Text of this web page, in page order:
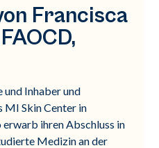
Francisca
Inhaber und
MI Skin Center in
ihren Abschluss in
Medizin an der